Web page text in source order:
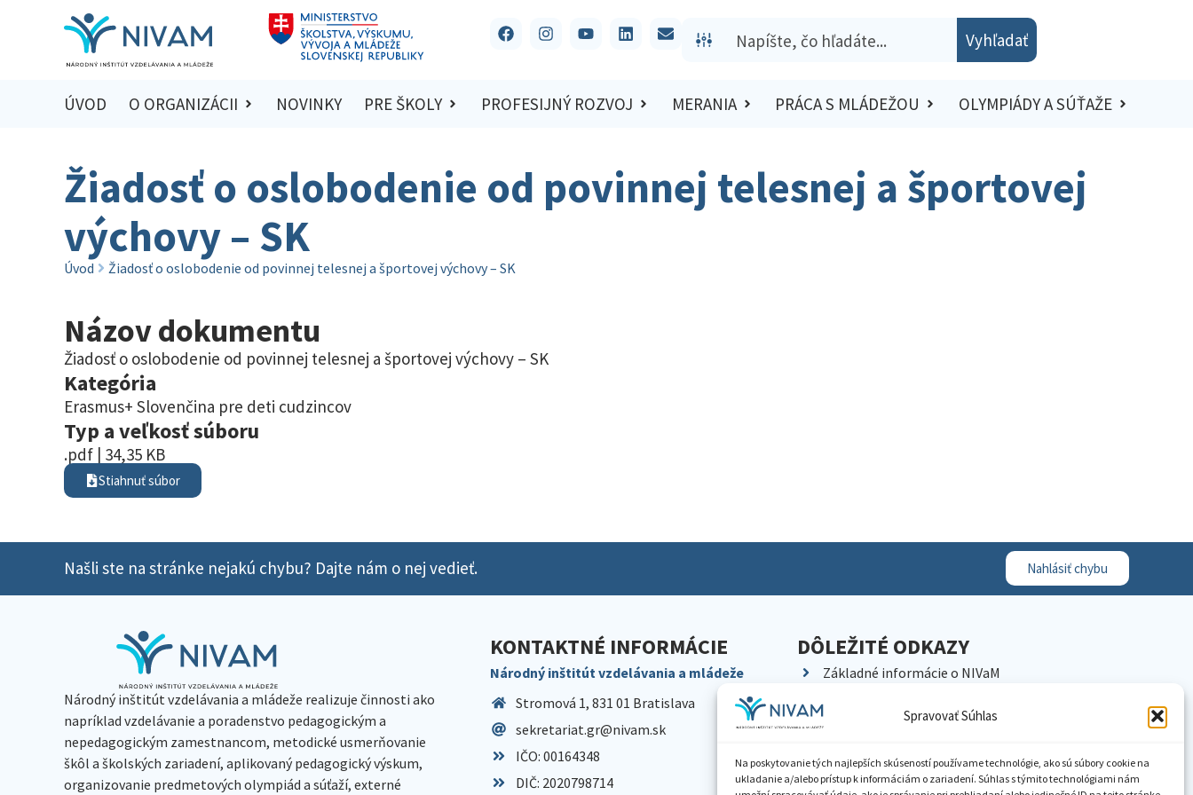
Spravovať Súhlas
Na poskytovanie tých najlepších skúseností používame technológie, ako sú súbory cookie na
ukladanie a/alebo prístup k informáciám o zariadení. Súhlas s týmito technológiami nám
Vyhľadať
ÚVOD O ORGANIZÁCII NOVINKY PRE ŠKOLY PROFESIJNÝ ROZVOJ MERANIA PRÁCA S MLÁDEŽOU OLYMPIÁDY A SÚŤAŽE
Žiadosť o oslobodenie od povinnej telesnej a športovej
výchovy – SK
Úvod Žiadosť o oslobodenie od povinnej telesnej a športovej výchovy – SK
Názov dokumentu
Žiadosť o oslobodenie od povinnej telesnej a športovej výchovy – SK
Kategória
Erasmus+ Slovenčina pre deti cudzincov
Typ a veľkosť súboru
.pdf | 34,35 KB
Stiahnuť súbor
Našli ste na stránke nejakú chybu? Dajte nám o nej vedieť. Nahlásiť chybu
Národný inštitút vzdelávania a mládeže realizuje činnosti ako
napríklad vzdelávanie a poradenstvo pedagogickým a
nepedagogickým zamestnancom, metodické usmerňovanie
škôl a školských zariadení, aplikovaný pedagogický výskum,
organizovanie predmetových olympiád a súťaží, externé
KONTAKTNÉ INFORMÁCIE
Národný inštitút vzdelávania a mládeže
Stromová 1, 831 01 Bratislava
sekretariat.gr@nivam.sk
IČO: 00164348
DIČ: 2020798714
DÔLEŽITÉ ODKAZY
Základné informácie o NIVaM
Kariéra
Pracoviská NIVaM